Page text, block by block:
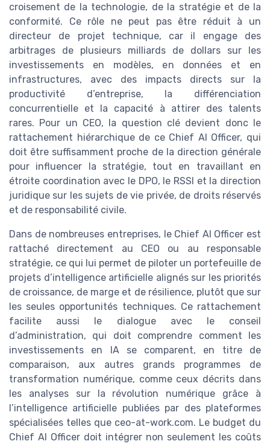
croisement de la technologie, de la stratégie et de la
conformité. Ce rôle ne peut pas être réduit à un
directeur de projet technique, car il engage des
arbitrages de plusieurs milliards de dollars sur les
investissements en modèles, en données et en
infrastructures, avec des impacts directs sur la
productivité d’entreprise, la différenciation
concurrentielle et la capacité à attirer des talents
rares. Pour un CEO, la question clé devient donc le
rattachement hiérarchique de ce Chief AI Officer, qui
doit être suffisamment proche de la direction générale
pour influencer la stratégie, tout en travaillant en
étroite coordination avec le DPO, le RSSI et la direction
juridique sur les sujets de vie privée, de droits réservés
et de responsabilité civile.
Dans de nombreuses entreprises, le Chief AI Officer est
rattaché directement au CEO ou au responsable
stratégie, ce qui lui permet de piloter un portefeuille de
projets d’intelligence artificielle alignés sur les priorités
de croissance, de marge et de résilience, plutôt que sur
les seules opportunités techniques. Ce rattachement
facilite aussi le dialogue avec le conseil
d’administration, qui doit comprendre comment les
investissements en IA se comparent, en titre de
comparaison, aux autres grands programmes de
transformation numérique, comme ceux décrits dans
les analyses sur la révolution numérique grâce à
l’intelligence artificielle publiées par des plateformes
spécialisées telles que ceo-at-work.com. Le budget du
Chief AI Officer doit intégrer non seulement les coûts